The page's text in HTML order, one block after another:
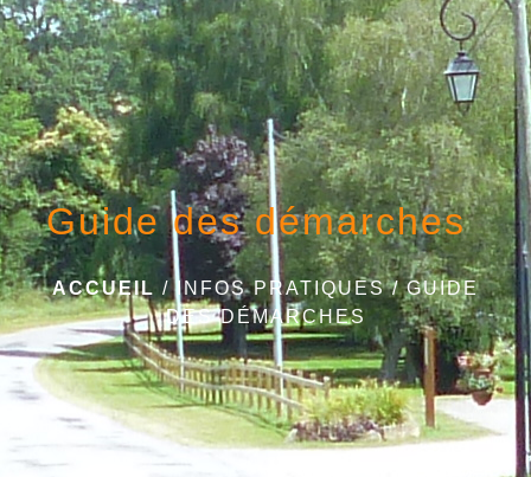
Guide des démarches
ACCUEIL /INFOS PRATIQUES/GUIDE
DES DÉMARCHES